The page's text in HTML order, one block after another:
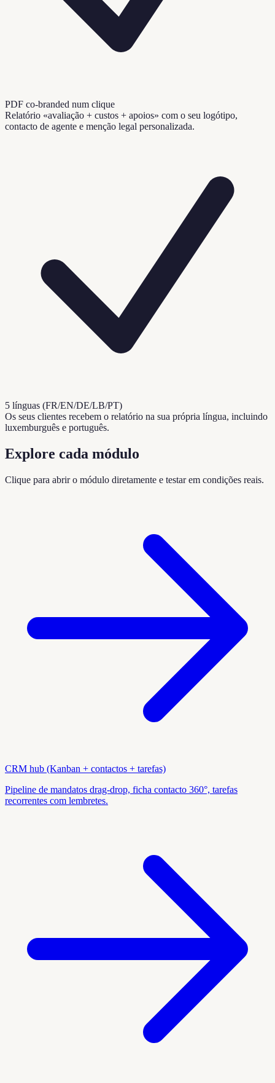
PDF co-branded num clique
Relatório «avaliação + custos + apoios» com o seu logótipo,
contacto de agente e menção legal personalizada.
5 línguas (FR/EN/DE/LB/PT)
Os seus clientes recebem o relatório na sua própria língua, incluindo
luxemburguês e português.
Explore cada módulo
Clique para abrir o módulo diretamente e testar em condições reais.
CRM hub (Kanban + contactos + tarefas)
Pipeline de mandatos drag-drop, ficha contacto 360°, tarefas
recorrentes com lembretes.